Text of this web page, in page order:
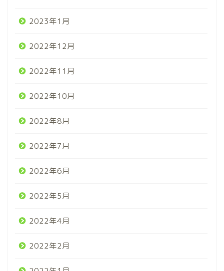
2023年1月
2022年12月
2022年11月
2022年10月
2022年8月
2022年7月
2022年6月
2022年5月
2022年4月
2022年2月